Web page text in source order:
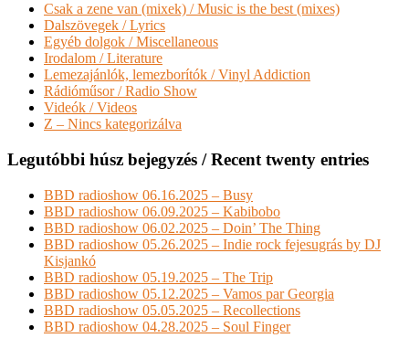
Csak a zene van (mixek) / Music is the best (mixes)
Dalszövegek / Lyrics
Egyéb dolgok / Miscellaneous
Irodalom / Literature
Lemezajánlók, lemezborítók / Vinyl Addiction
Rádióműsor / Radio Show
Videók / Videos
Z – Nincs kategorizálva
Legutóbbi húsz bejegyzés / Recent twenty entries
BBD radioshow 06.16.2025 – Busy
BBD radioshow 06.09.2025 – Kabibobo
BBD radioshow 06.02.2025 – Doin’ The Thing
BBD radioshow 05.26.2025 – Indie rock fejesugrás by DJ
Kisjankó
BBD radioshow 05.19.2025 – The Trip
BBD radioshow 05.12.2025 – Vamos par Georgia
BBD radioshow 05.05.2025 – Recollections
BBD radioshow 04.28.2025 – Soul Finger